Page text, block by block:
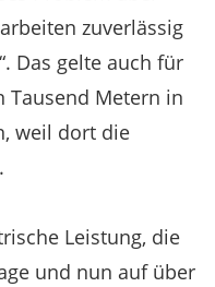
zuverlässig
Das gelte auch für
Tausend Metern in
weil dort die
Leistung, die
und nun auf über